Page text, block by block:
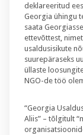
deklareeritud
Georgia ühingu
saata
ettevõttest,
usaldusisikute
suurepäraseks
üllaste
NGO-de töö
“Georgia
Aliis” – tõlgitult